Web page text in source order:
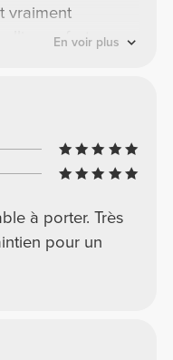
vraiment
confort,
En voir plus
à porter. Très
pour un